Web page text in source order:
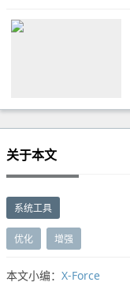
关于本文
系统工具
优化 增强
本文小编： X-Force